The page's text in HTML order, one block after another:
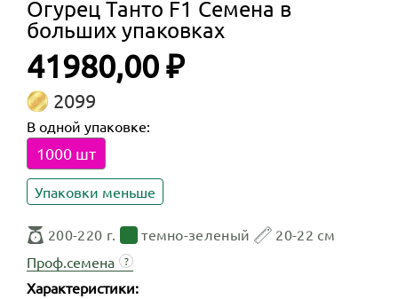
Огурец Танто F1 Семена в
больших упаковках
41980,00 ₽
2099
В одной упаковке:
1000 шт
Упаковки меньше
200-220 г. темно-зеленый
20-22 см
Проф.семена
?
Характеристики: